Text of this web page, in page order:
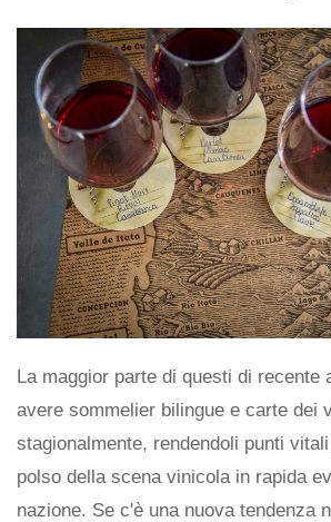
La maggior parte di questi di recente
avere sommelier bilingue e carte dei
stagionalmente, rendendoli punti
polso della scena vinicola in rapida
nazione. Se c'è una nuova tendenza